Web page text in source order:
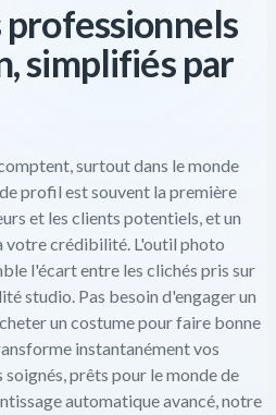
simplifiés par
surtout dans le monde
profil est souvent la première
et les clients potentiels, et un
votre crédibilité. L'outil photo
l'écart entre les clichés pris sur
studio. Pas besoin d'engager un
un costume pour faire bonne
instantanément vos
prêts pour le monde de
automatique avancé, notre